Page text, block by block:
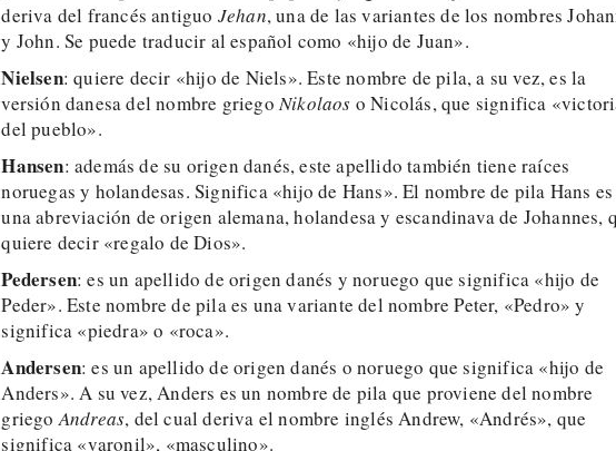
deriva del francés antiguo Jehan, una de las variantes de los nombres
y John. Se puede traducir al español como «hijo de Juan».
Nielsen: quiere decir «hijo de Niels». Este nombre de pila, a su vez, es la
versión danesa del nombre griego Nikolaos o Nicolás, que significa
del pueblo».
Hansen: además de su origen danés, este apellido también tiene raíces
noruegas y holandesas. Significa «hijo de Hans». El nombre de pila Hans es
una abreviación de origen alemana, holandesa y escandinava de Johannes,
quiere decir «regalo de Dios».
Pedersen: es un apellido de origen danés y noruego que significa «hijo de
Peder». Este nombre de pila es una variante del nombre Peter, «Pedro» y
significa «piedra» o «roca».
Andersen: es un apellido de origen danés o noruego que significa «hijo de
Anders». A su vez, Anders es un nombre de pila que proviene del nombre
griegoAndreas, del cual deriva el nombre inglés Andrew, «Andrés», que
significa «varonil», «masculino».